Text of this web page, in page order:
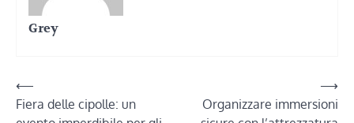
Grey
Navigazione
articoli
⟵
Fiera delle cipolle: un
Organizzare immersioni
⟶